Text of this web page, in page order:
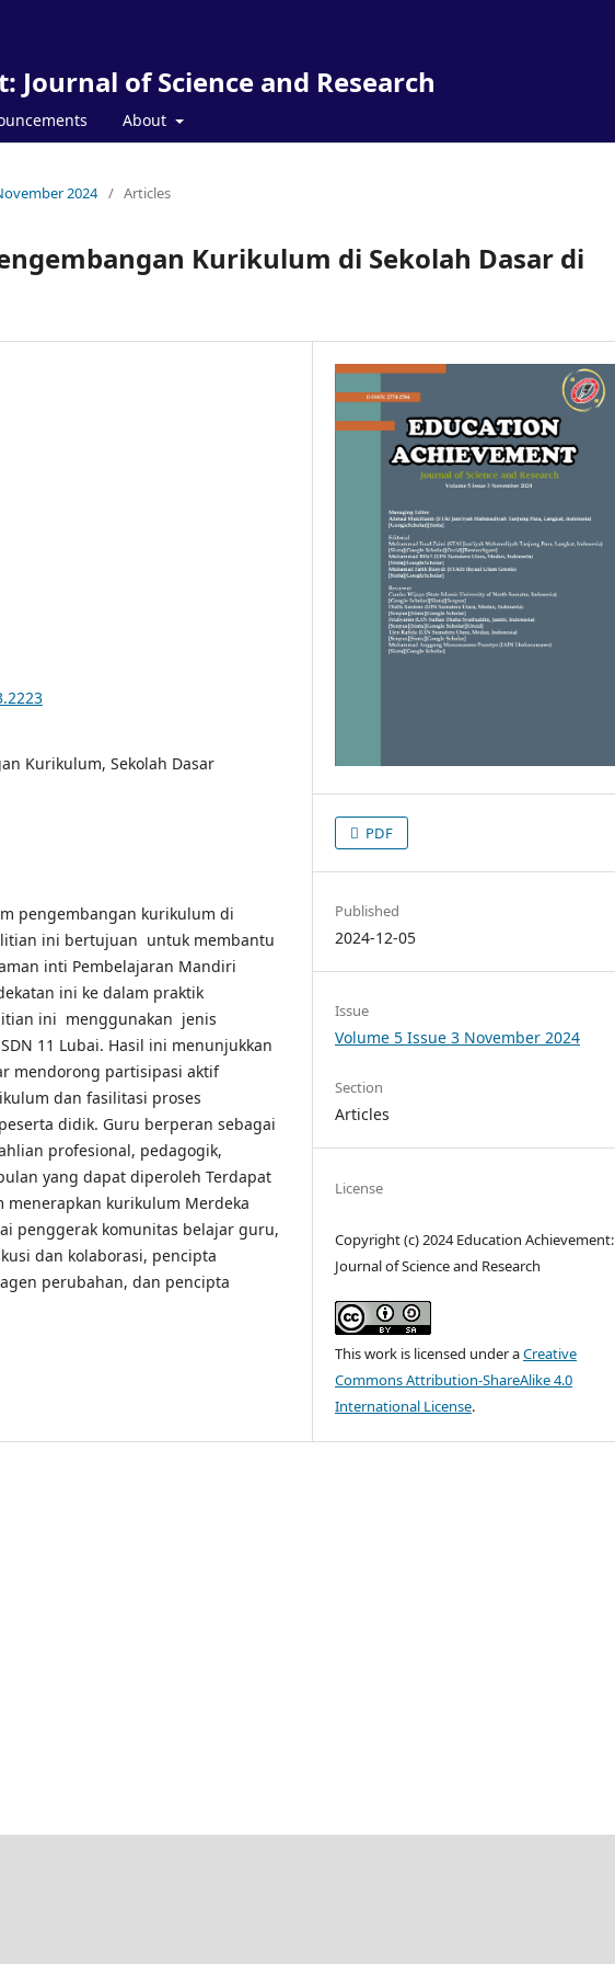
Journal of Science and Research
About
2024 / Articles
Kurikulum di Sekolah Dasar di
Kurikulum, Sekolah Dasar
pengembangan kurikulum di
ini bertujuan untuk membantu
inti Pembelajaran Mandiri
ini ke dalam praktik
ini menggunakan jenis
11 Lubai. Hasil ini menunjukkan
mendorong partisipasi aktif
dan fasilitasi proses
didik. Guru berperan sebagai
profesional, pedagogik,
yang dapat diperoleh Terdapat
kurikulum Merdeka
penggerak komunitas belajar guru,
dan kolaborasi, pencipta
perubahan, dan pencipta
PDF
Published
2024-12-05
Issue
Volume 5 Issue 3 November 2024
Section
Articles
License
Copyright (c) 2024 Education Achievement:
Journal of Science and Research
This work is licensed under aCreative
Commons Attribution-ShareAlike 4.0
International License.